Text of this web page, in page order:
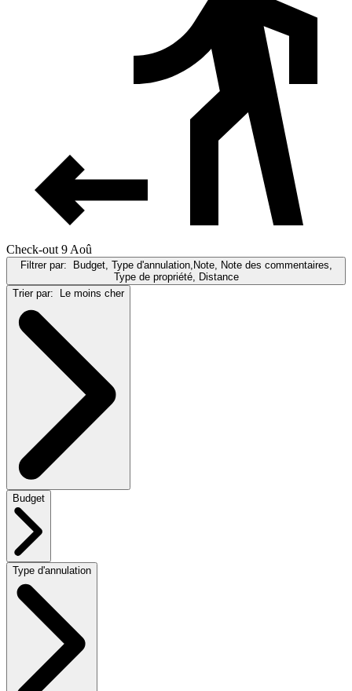
Check-out 9 Aoû
Filtrer par:
Budget, Type d'annulation,Note, Note des commentaires,
Type de propriété, Distance
Trier par:
Le moins cher
Budget
Type d'annulation